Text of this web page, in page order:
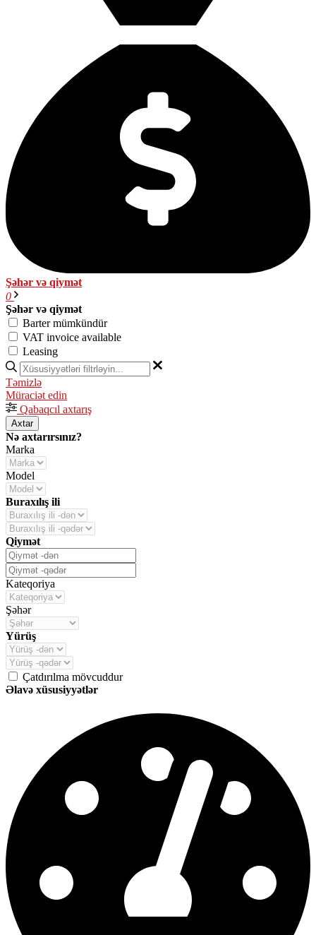
Şəhər və qiymət
0
Şəhər və qiymət
Barter mümkündür
VAT invoice available
Leasing
Təmizlə
Müraciət edin
Qabaqcıl axtarış
Axtar
Nə axtarırsınız?
Marka
Model
Buraxılış ili
Qiymət
Kateqoriya
Şəhər
Yürüş
Çatdırılma mövcuddur
Əlavə xüsusiyyətlər